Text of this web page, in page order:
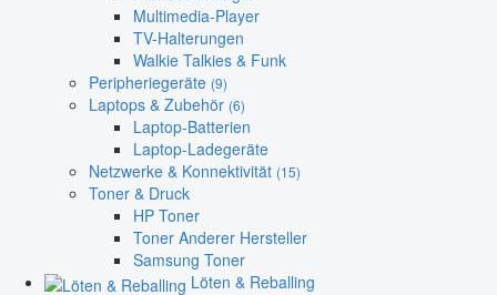
Multimedia-Player
TV-Halterungen
Walkie Talkies & Funk
Peripheriegeräte (9)
Laptops & Zubehör (6)
Laptop-Batterien
Laptop-Ladegeräte
Netzwerke & Konnektivität (15)
Toner & Druck
HP Toner
Toner Anderer Hersteller
Samsung Toner
Löten & Reballing